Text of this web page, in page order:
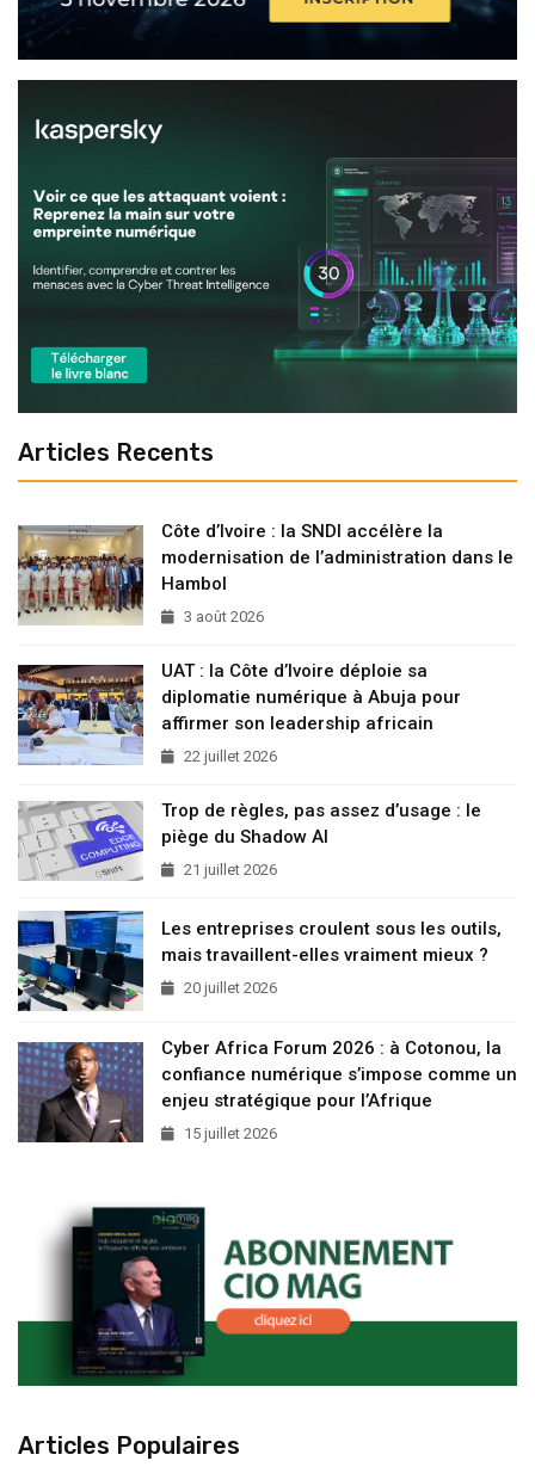
Articles Recents
Côte d’Ivoire : la SNDI accélère la
modernisation de l’administration dans le
Hambol
3 août 2026
UAT : la Côte d’Ivoire déploie sa
diplomatie numérique à Abuja pour
affirmer son leadership africain
22 juillet 2026
Trop de règles, pas assez d’usage : le
piège du Shadow AI
21 juillet 2026
Les entreprises croulent sous les outils,
mais travaillent-elles vraiment mieux ?
20 juillet 2026
Cyber Africa Forum 2026 : à Cotonou, la
confiance numérique s’impose comme un
enjeu stratégique pour l’Afrique
15 juillet 2026
Articles Populaires